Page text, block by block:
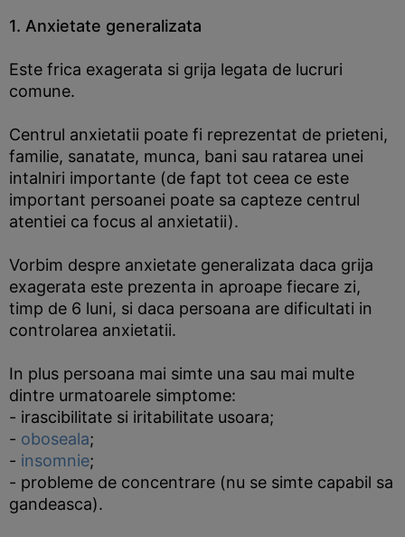
1. Anxietate generalizata
Este frica exagerata si grija legata de lucruri
comune.
Centrul anxietatii poate fi reprezentat de prieteni,
familie, sanatate, munca, bani sau ratarea unei
intalniri importante (de fapt tot ceea ce este
important persoanei poate sa capteze centrul
atentiei ca focus al anxietatii).
Vorbim despre anxietate generalizata daca grija
exagerata este prezenta in aproape fiecare zi,
timp de 6 luni, si daca persoana are dificultati in
controlarea anxietatii.
In plus persoana mai simte una sau mai multe
dintre urmatoarele simptome:
- irascibilitate si iritabilitate usoara;
- oboseala;
- insomnie;
- probleme de concentrare (nu se simte capabil sa
gandeasca).